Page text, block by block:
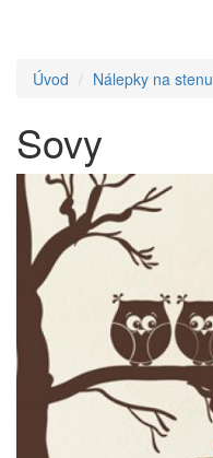
Úvod Nálepky na stenu
Sovy